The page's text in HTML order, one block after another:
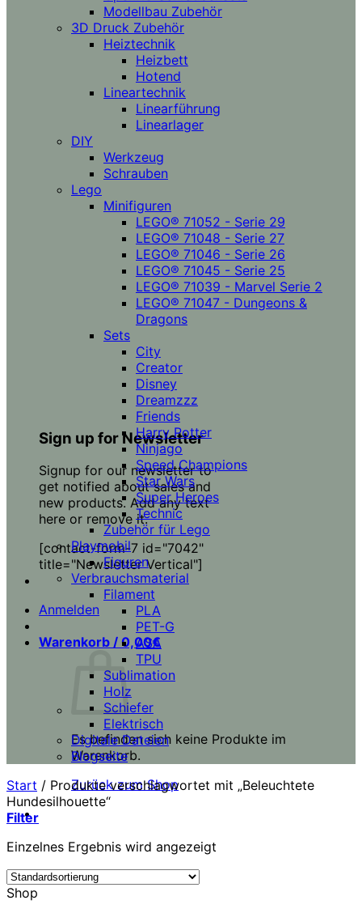
Sign up for Newsletter
Signup for our newsletter to
get notified about sales and
new products. Add any text
here or remove it.
[contact-form-7 id="7042"
title="Newsletter Vertical"]
Anmelden
Warenkorb / 0,00€
Es befinden sich keine Produkte im
Warenkorb.
Zurück zum Shop
Modellbau Zubehör
3D Druck Zubehör
Heiztechnik
Heizbett
Hotend
Lineartechnik
Linearführung
Linearlager
DIY
Werkzeug
Schrauben
Lego
Minifiguren
LEGO® 71052 - Serie 29
LEGO® 71048 - Serie 27
LEGO® 71046 - Serie 26
LEGO® 71045 - Serie 25
LEGO® 71039 - Marvel Serie 2
LEGO® 71047 - Dungeons &
Dragons
Sets
City
Creator
Disney
Dreamzzz
Friends
Harry Potter
Ninjago
Speed Champions
Star Wars
Super Heroes
Technic
Zubehör für Lego
Playmobil
Figuren
Verbrauchsmaterial
Filament
PLA
PET-G
ASA
TPU
Sublimation
Holz
Schiefer
Elektrisch
Digitale Dateien
Blogseite
Start / Produkte verschlagwortet mit „Beleuchtete
Hundesilhouette“
Filter
Einzelnes Ergebnis wird angezeigt
Shop